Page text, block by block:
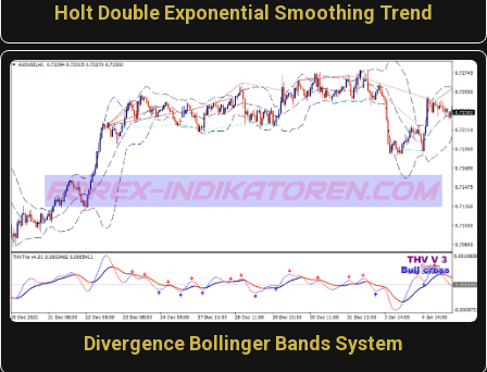
Holt Double Exponential Smoothing Trend
Divergence Bollinger Bands System